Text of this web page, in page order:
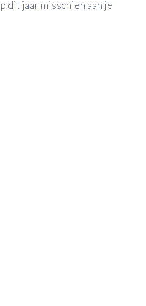
dit jaar misschien aan je